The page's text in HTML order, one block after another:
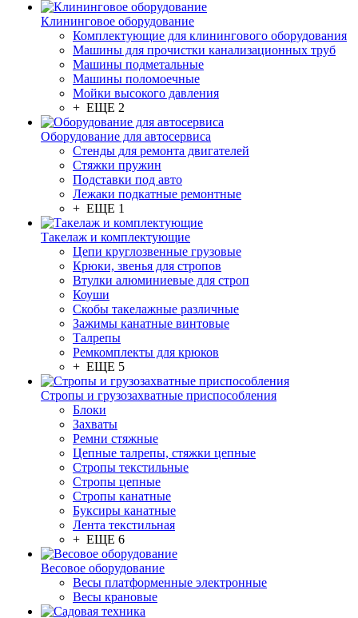
Клининговое оборудование
Комплектующие для клинингового оборудования
Машины для прочистки канализационных труб
Машины подметальные
Машины поломоечные
Мойки высокого давления
+ ЕЩЕ 2
Оборудование для автосервиса
Стенды для ремонта двигателей
Стяжки пружин
Подставки под авто
Лежаки подкатные ремонтные
+ ЕЩЕ 1
Такелаж и комплектующие
Цепи круглозвенные грузовые
Крюки, звенья для стропов
Втулки алюминиевые для строп
Коуши
Скобы такелажные различные
Зажимы канатные винтовые
Талрепы
Ремкомплекты для крюков
+ ЕЩЕ 5
Стропы и грузозахватные приспособления
Блоки
Захваты
Ремни стяжные
Цепные талрепы, стяжки цепные
Стропы текстильные
Стропы цепные
Стропы канатные
Буксиры канатные
Лента текстильная
+ ЕЩЕ 6
Весовое оборудование
Весы платформенные электронные
Весы крановые